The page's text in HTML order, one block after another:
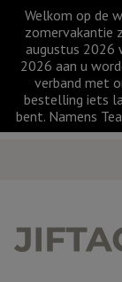
Welkom op de
zomervakantie
augustus 2026
2026 aan u
verband met
bestelling iets
bent. Namens